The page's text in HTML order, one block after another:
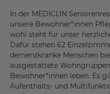
In der MEDICLIN
unsere Bewohner*innen
wohl steht für unser
Dafür stehen 62
demenzkranke Menschen
ausgestattete
Bewohner*innen leben. Es
Aufenthalts- und